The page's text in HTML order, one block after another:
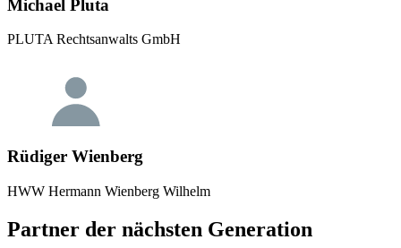
Michael Pluta
PLUTA Rechtsanwalts GmbH
Rüdiger Wienberg
HWW Hermann Wienberg Wilhelm
Partner der nächsten Generation